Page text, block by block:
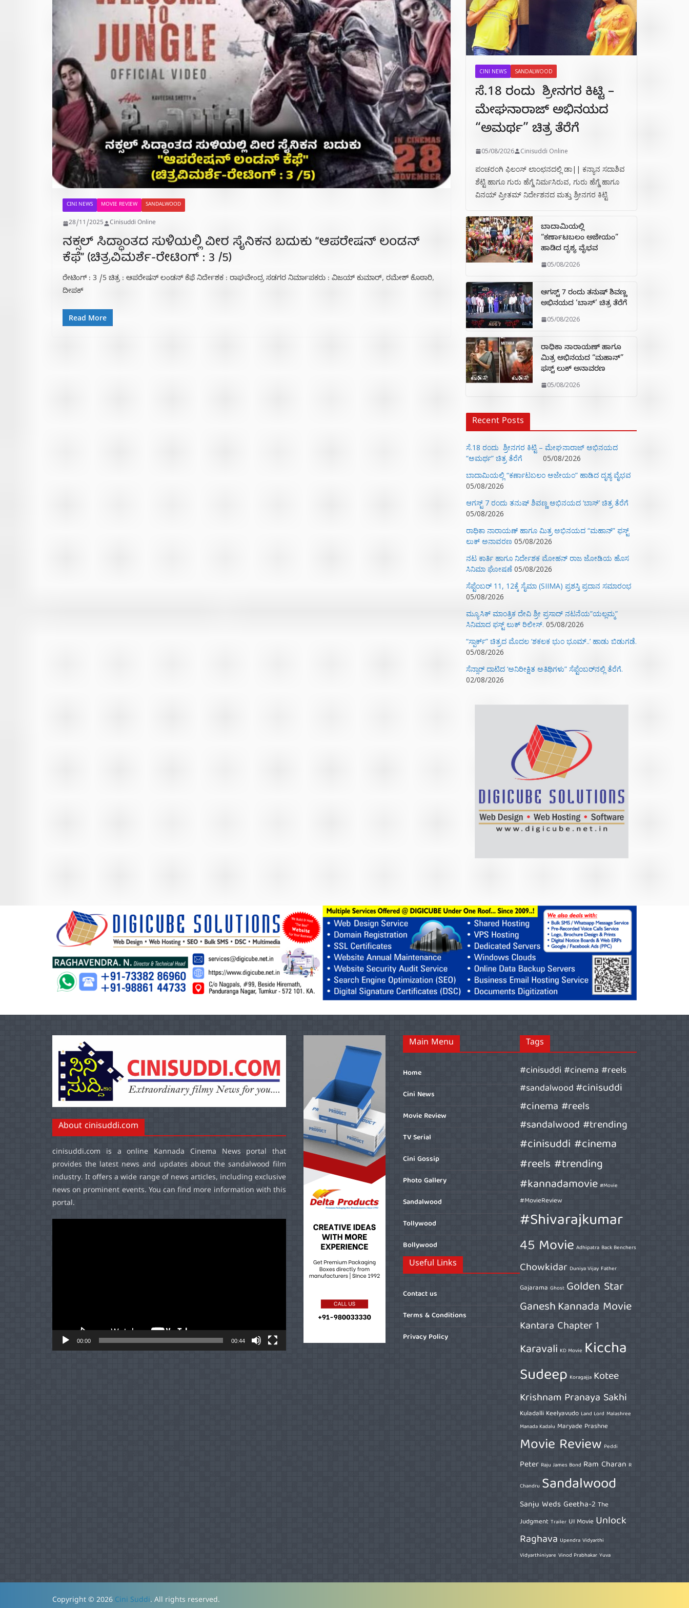
CINI NEWS MOVIE REVIEW SANDALWOOD
28/11/2025 Cinisuddi Online
ನಕ್ಸಲ್ ಸಿದ್ಧಾಂತದ ಸುಳಿಯಲ್ಲಿ ವೀರ ಸೈನಿಕನ ಬದುಕು “ಆಪರೇಷನ್ ಲಂಡನ್
ಕೆಫೆ” (ಚಿತ್ರವಿಮರ್ಶೆ-ರೇಟಿಂಗ್ : 3 /5)
ರೇಟಿಂಗ್ : 3 /5 ಚಿತ್ರ : ಆಪರೇಷನ್ ಲಂಡನ್ ಕೆಫೆ ನಿರ್ದೇಶಕ : ರಾಘವೇಂದ್ರ ಸಡಗರ ನಿರ್ಮಾಪಕರು : ವಿಜಯ್ ಕುಮಾರ್, ರಮೇಶ್ ಕೊಠಾರಿ,
ದೀಪಕ್
Read More
CINI NEWS SANDALWOOD
ಸೆ.18 ರಂದು ಶ್ರೀನಗರ ಕಿಟ್ಟಿ –
ಮೇಘನಾರಾಜ್ ಅಭಿನಯದ
“ಅಮರ್ಥ” ಚಿತ್ರ ತೆರೆಗೆ
05/08/2026 Cinisuddi Online
ಪಂಚರಂಗಿ ಫಿಲಂಸ್ ಲಾಂಛನದಲ್ಲಿ ಡಾ|| ಕನ್ಯಾನ ಸದಾಶಿವ
ಶೆಟ್ಟಿ ಹಾಗೂ ಗುರು ಹೆಗ್ಡೆ ನಿರ್ಮಸಿರುವ, ಗುರು ಹೆಗ್ಡೆ ಹಾಗೂ
ವಿನಯ್ ಪ್ರೀತಮ್ ನಿರ್ದೇಶನದ ಮತ್ತು ಶ್ರೀನಗರ ಕಿಟ್ಟಿ
ಬಾದಾಮಿಯಲ್ಲಿ
“ಕರ್ಣಾಟಬಲಂ ಅಜೇಯಂ”
ಹಾಡಿದ ದೃಶ್ಯ ವೈಭವ
05/08/2026
ಆಗಸ್ಟ್ 7 ರಂದು ತನುಷ್ ಶಿವಣ್ಣ
ಅಭಿನಯದ ‘ಬಾಸ್’ ಚಿತ್ರ ತೆರೆಗೆ
05/08/2026
ರಾಧಿಕಾ ನಾರಾಯಣ್ ಹಾಗೂ
ಮಿತ್ರ ಅಭಿನಯದ “ಮಹಾನ್”
ಫಸ್ಟ್ ಲುಕ್ ಅನಾವರಣ
05/08/2026
Recent Posts
ಸೆ.18 ರಂದು ಶ್ರೀನಗರ ಕಿಟ್ಟಿ – ಮೇಘನಾರಾಜ್ ಅಭಿನಯದ
“ಅಮರ್ಥ” ಚಿತ್ರ ತೆರೆಗೆ
05/08/2026
ಬಾದಾಮಿಯಲ್ಲಿ “ಕರ್ಣಾಟಬಲಂ ಅಜೇಯಂ” ಹಾಡಿದ ದೃಶ್ಯ ವೈಭವ
05/08/2026
ಆಗಸ್ಟ್ 7 ರಂದು ತನುಷ್ ಶಿವಣ್ಣ ಅಭಿನಯದ ‘ಬಾಸ್’ ಚಿತ್ರ ತೆರೆಗೆ
05/08/2026
ರಾಧಿಕಾ ನಾರಾಯಣ್ ಹಾಗೂ ಮಿತ್ರ ಅಭಿನಯದ “ಮಹಾನ್” ಫಸ್ಟ್
ಲುಕ್ ಅನಾವರಣ 05/08/2026
ನಟ ಕಾರ್ತಿ ಹಾಗೂ ನಿರ್ದೇಶಕ ಮೋಹನ್ ರಾಜ ಜೋಡಿಯ ಹೊಸ
ಸಿನಿಮಾ ಘೋಷಣೆ 05/08/2026
ಸೆಪ್ಟೆಂಬರ್ 11, 12ಕ್ಕೆ ಸೈಮಾ (SIIMA) ಪ್ರಶಸ್ತಿ ಪ್ರದಾನ ಸಮಾರಂಭ
05/08/2026
ಮ್ಯೂಸಿಕ್‌ ಮಾಂತ್ರಿಕ ದೇವಿ ಶ್ರೀ ಪ್ರಸಾದ್ ನಟನೆಯ”ಯಲ್ಲಮ್ಮ”
ಸಿನಿಮಾದ ಫಸ್ಟ್‌ ಲುಕ್‌ ರಿಲೀಸ್. 05/08/2026
“ಸ್ಪಾರ್ಕ್” ಚಿತ್ರದ ಮೊದಲ‌ ‘ಶಕಲಕ ಭುಂ‌ ಭೂಮ್..’ ಹಾಡು ಬಿಡುಗಡೆ.
05/08/2026
ಸೆನ್ಸಾರ್ ದಾಟಿದ ‘ಅನಿರೀಕ್ಷಿತ ಅತಿಥಿಗಳು” ಸೆಪ್ಟೆಂಬರ್‌ನಲ್ಲಿ ತೆರೆಗೆ.
02/08/2026
About cinisuddi.com
cinisuddi.com is a online Kannada Cinema News portal that
provides the latest news and updates about the sandalwood film
industry. It offers a wide range of news articles, including exclusive
news on prominent events. You can find more information with this
portal.
00:00 00:44
Main Menu
Home
Cini News
Movie Review
TV Serial
Cini Gossip
Photo Gallery
Sandalwood
Tollywood
Bollywood
Useful Links
Contact us
Terms & Conditions
Privacy Policy
Tags
#cinisuddi #cinema #reels
#sandalwood#cinisuddi
#cinema #reels
#sandalwood #trending
#cinisuddi #cinema
#reels #trending
#kannadamovie #Movie
#MovieReview
#Shivarajkumar
45 Movie Adhipatra Back Benchers
Chowkidar Duniya Vijay Father
Gajarama Ghost Golden Star
GaneshKannada Movie
Kantara Chapter 1
Karavali KD Movie Kiccha
Sudeep Koragajja Kotee
Krishnam Pranaya Sakhi
Kuladalli Keelyavudo Land Lord Malashree
Manada Kadalu Maryade Prashne
Movie Review Peddi
Peter Raju James Bond Ram Charan R
Chandru Sandalwood
Sanju Weds Geetha-2 The
Judgment Trailer UI Movie Unlock
Raghava Upendra Vidyarthi
Vidyarthiniyare Vinod Prabhakar Yuva
Copyright © 2026 Cini Suddi. All rights reserved.